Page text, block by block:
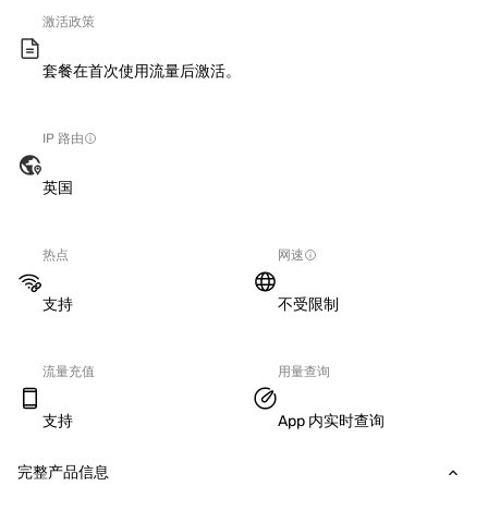
激活政策
套餐在首次使用流量后激活。
IP 路由
英国
热点
支持
网速
不受限制
流量充值
支持
用量查询
App 内实时查询
完整产品信息